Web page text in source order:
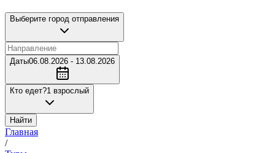
Выберите город отправления
Даты06.08.2026 - 13.08.2026
Кто едет?1 взрослый
Найти
Главная
/